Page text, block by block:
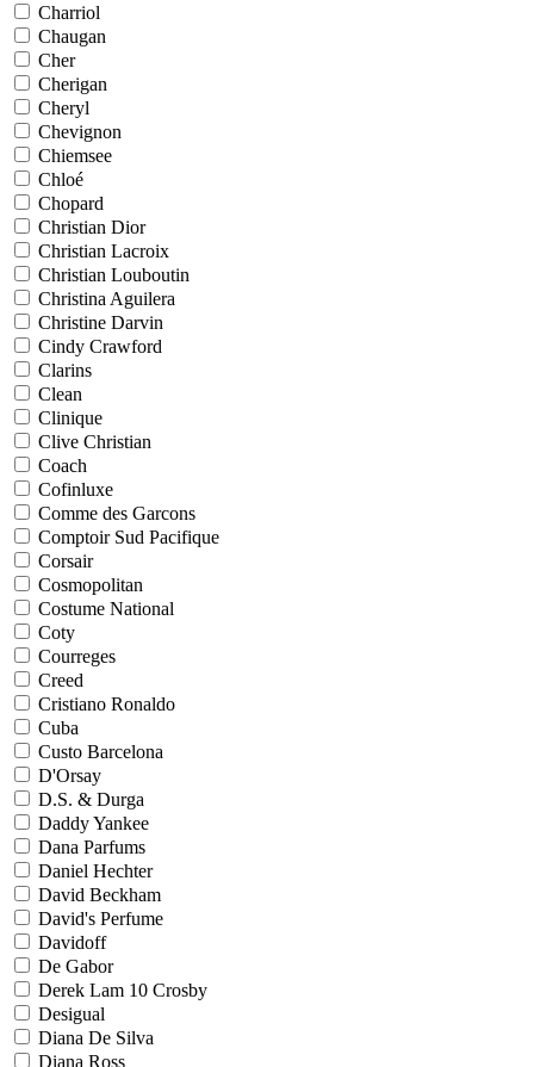
Charriol
Chaugan
Cher
Cherigan
Cheryl
Chevignon
Chiemsee
Chloé
Chopard
Christian Dior
Christian Lacroix
Christian Louboutin
Christina Aguilera
Christine Darvin
Cindy Crawford
Clarins
Clean
Clinique
Clive Christian
Coach
Cofinluxe
Comme des Garcons
Comptoir Sud Pacifique
Corsair
Cosmopolitan
Costume National
Coty
Courreges
Creed
Cristiano Ronaldo
Cuba
Custo Barcelona
D'Orsay
D.S. & Durga
Daddy Yankee
Dana Parfums
Daniel Hechter
David Beckham
David's Perfume
Davidoff
De Gabor
Derek Lam 10 Crosby
Desigual
Diana De Silva
Diana Ross